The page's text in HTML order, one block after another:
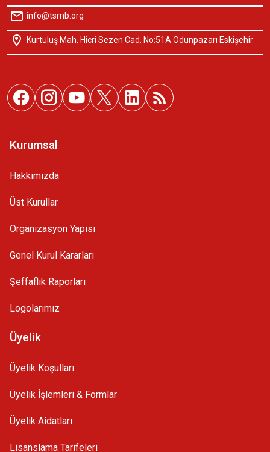
info@tsmb.org
Kurtuluş Mah. Hicri Sezen Cad. No:51A Odunpazarı Eskişehir
Kurumsal
Hakkımızda
Üst Kurullar
Organizasyon Yapısı
Genel Kurul Kararları
Şeffaflık Raporları
Logolarımız
Üyelik
Üyelik Koşulları
Üyelik İşlemleri & Formlar
Üyelik Aidatları
Lisanslama Tarifeleri